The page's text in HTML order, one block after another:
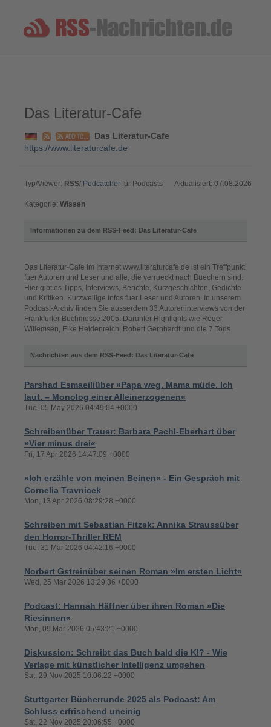
Das Literatur-Cafe
Das Literatur-Cafe
https://www.literaturcafe.de
Typ/Viewer: RSS/ Podcatcher für Podcasts Aktualisiert: 07.08.2026
Kategorie: Wissen
Informationen zu dem RSS-Feed: Das Literatur-Cafe
Das Literatur-Cafe im Internet www.literaturcafe.de ist ein Treffpunkt
fuer Autoren und Leser und alle, die verrueckt nach Buechern sind.
Hier gibt es Tipps, Interviews, Berichte, Kurzgeschichten, Gedichte
und Kritiken. Kurzweilige Infos fuer Leser und Autoren. In unserem
Podcast-Archiv finden Sie ausserdem 33 Autoreninterviews von der
Frankfurter Buchmesse 2005. Darunter Highlights wie Roger
Willemsen, Elke Heidenreich, Robert Gernhardt und die 7 Tods
Nachrichten aus dem RSS-Feed: Das Literatur-Cafe
Parshad Esmaeiliüber »Papa weg. Mama müde. Ich
laut. – Monolog einer Alleinerzogenen«
Tue, 05 May 2026 04:49:04 +0000
Schreibenüber Trauer: Barbara Pachl-Eberhart über
»Vier minus drei«
Fri, 17 Apr 2026 14:47:09 +0000
»Ich erzähle von meinen Beinen« - Ein Gespräch mit
Cornelia Travnicek
Mon, 13 Apr 2026 08:29:28 +0000
Schreiben mit Sebastian Fitzek: Annika Straussüber
den Horror-Thriller REM
Tue, 31 Mar 2026 04:42:16 +0000
Norbert Gstreinüber seinen Roman »Im ersten Licht«
Wed, 25 Mar 2026 13:29:36 +0000
Podcast: Hannah Häffner über ihren Roman »Die
Riesinnen«
Mon, 09 Mar 2026 05:43:21 +0000
Diskussion: Schreibt das Buch bald die KI? - Wie
Verlage mit künstlicher Intelligenz umgehen
Sat, 29 Nov 2025 10:06:22 +0000
Stuttgarter Bücherrunde 2025 als Podcast: Am
Schluss erfrischend uneinig
Sat, 22 Nov 2025 20:06:55 +0000